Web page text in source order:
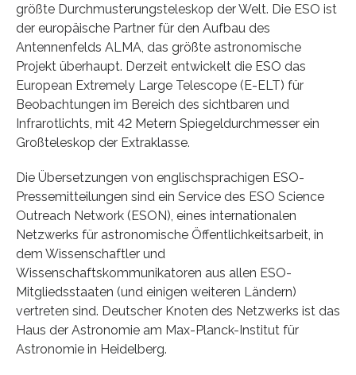
größte Durchmusterungsteleskop der Welt. Die ESO ist
der europäische Partner für den Aufbau des
Antennenfelds ALMA, das größte astronomische
Projekt überhaupt. Derzeit entwickelt die ESO das
European Extremely Large Telescope (E-ELT) für
Beobachtungen im Bereich des sichtbaren und
Infrarotlichts, mit 42 Metern Spiegeldurchmesser ein
Großteleskop der Extraklasse.
Die Übersetzungen von englischsprachigen ESO-
Pressemitteilungen sind ein Service des ESO Science
Outreach Network (ESON), eines internationalen
Netzwerks für astronomische Öffentlichkeitsarbeit, in
dem Wissenschaftler und
Wissenschaftskommunikatoren aus allen ESO-
Mitgliedsstaaten (und einigen weiteren Ländern)
vertreten sind. Deutscher Knoten des Netzwerks ist das
Haus der Astronomie am Max-Planck-Institut für
Astronomie in Heidelberg.